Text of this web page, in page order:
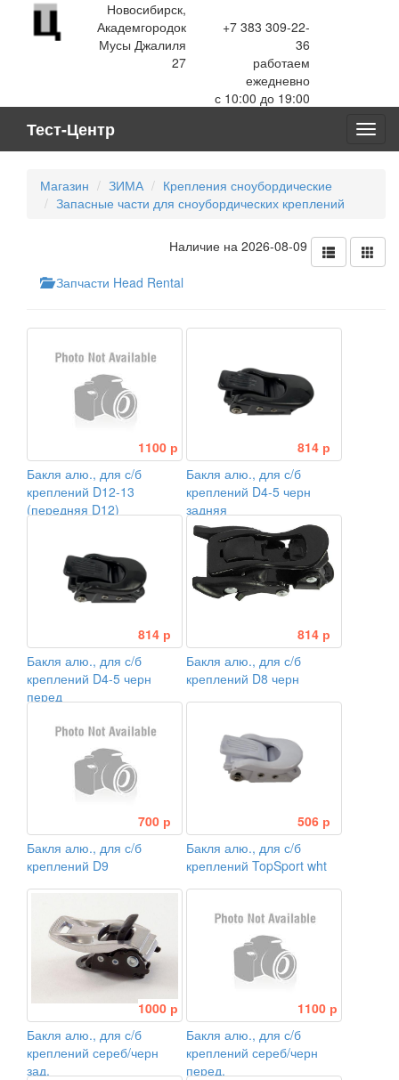
Новосибирск,
Академгородок
Мусы Джалиля
27
+7 383 309-22-
36
работаем
ежедневно
с 10:00 до 19:00
Тест-Центр
Магазин ЗИМА
Крепления сноубордические
Запасные части для сноубордических креплений
Наличие на 2026-08-09
Запчасти Head Rental
1100 р
Бакля алю., для с/б
креплений D12-13
(передняя D12)
814 р
Бакля алю., для с/б
креплений D4-5 черн
задняя
814 р
Бакля алю., для с/б
креплений D4-5 черн
перед
814 р
Бакля алю., для с/б
креплений D8 черн
700 р
Бакля алю., для с/б
креплений D9
506 р
Бакля алю., для с/б
креплений TopSport wht
1000 р
Бакля алю., для с/б
креплений сереб/черн
зад.
1100 р
Бакля алю., для с/б
креплений сереб/черн
перед.